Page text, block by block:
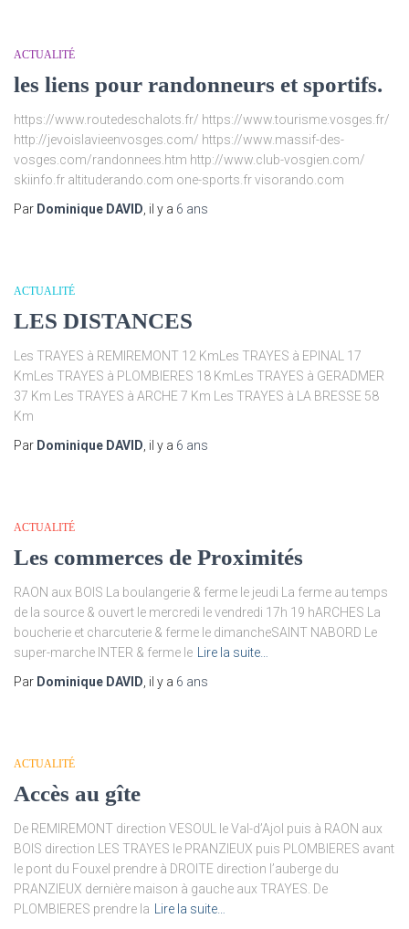
ACTUALITÉ
les liens pour randonneurs et sportifs.
https://www.routedeschalots.fr/ https://www.tourisme.vosges.fr/
http://jevoislavieenvosges.com/ https://www.massif-des-
vosges.com/randonnees.htm http://www.club-vosgien.com/
skiinfo.fr altituderando.com one-sports.fr visorando.com
Par Dominique DAVID , il y a 6 ans
ACTUALITÉ
LES DISTANCES
Les TRAYES à REMIREMONT 12 KmLes TRAYES à EPINAL 17
KmLes TRAYES à PLOMBIERES 18 KmLes TRAYES à GERADMER
37 Km Les TRAYES à ARCHE 7 Km Les TRAYES à LA BRESSE 58
Km
Par Dominique DAVID , il y a 6 ans
ACTUALITÉ
Les commerces de Proximités
RAON aux BOIS La boulangerie & ferme le jeudi La ferme au temps
de la source & ouvert le mercredi le vendredi 17h 19 hARCHES La
boucherie et charcuterie & ferme le dimancheSAINT NABORD Le
super-marche INTER & ferme le
Lire la suite…
Par Dominique DAVID , il y a 6 ans
ACTUALITÉ
Accès au gîte
De REMIREMONT direction VESOUL le Val-d’Ajol puis à RAON aux
BOIS direction LES TRAYES le PRANZIEUX puis PLOMBIERES avant
le pont du Fouxel prendre à DROITE direction l’auberge du
PRANZIEUX dernière maison à gauche aux TRAYES. De
PLOMBIERES prendre la
Lire la suite…